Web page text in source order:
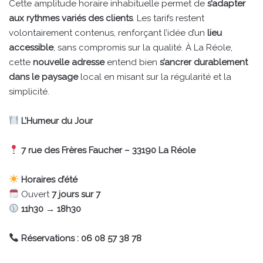
Cette amplitude horaire inhabituelle permet de s’adapter
aux rythmes variés des clients. Les tarifs restent
volontairement contenus, renforçant l’idée d’un lieu
accessible, sans compromis sur la qualité. À La Réole,
cette nouvelle adresseentend bien s’ancrer durablement
dans le paysagelocal en misant sur la régularité et la
simplicité.
L’Humeur du Jour
7 rue des Frères Faucher – 33190 La Réole
Horaires d’été
Ouvert7 jours sur 7
11h30 → 18h30
Réservations : 06 08 57 38 78